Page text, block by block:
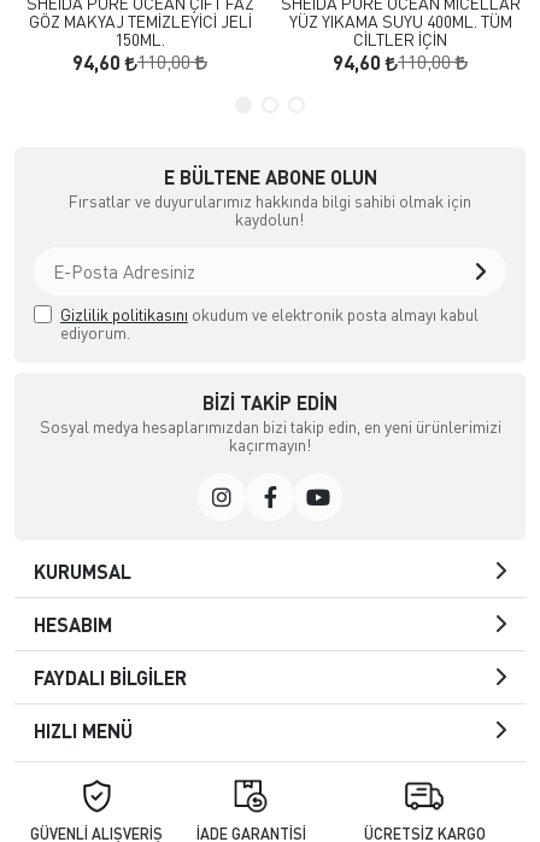
GÖZ MAKYAJ TEMİZLEYİCİ JELİ
150ML.
94,60 110,00
YÜZ YIKAMA SUYU 400ML. TÜM
CİLTLER İÇİN
94,60 110,00
E BÜLTENE ABONE OLUN
Fırsatlar ve duyurularımız hakkında bilgi sahibi olmak için
kaydolun!
Gizlilik politikasını okudum ve elektronik posta almayı kabul
ediyorum.
BIZI TAKIP EDIN
Sosyal medya hesaplarımızdan bizi takip edin, en yeni ürünlerimizi
kaçırmayın!
KURUMSAL
HESABIM
FAYDALI BİLGİLER
HIZLI MENÜ
GÜVENLİ ALIŞVERİŞ İADE GARANTİSİ ÜCRETSİZ KARGO